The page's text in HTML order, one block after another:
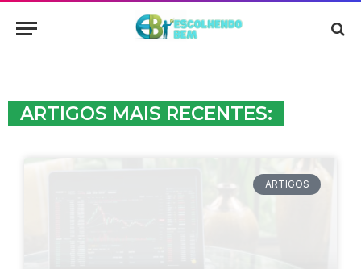
ARTIGOS MAIS RECENTES:
ARTIGOS